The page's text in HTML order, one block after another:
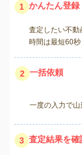
1 かんたん登録
査定したい不動
時間は最短60秒
2 一括依頼
一度の入力で山
3 査定結果を確